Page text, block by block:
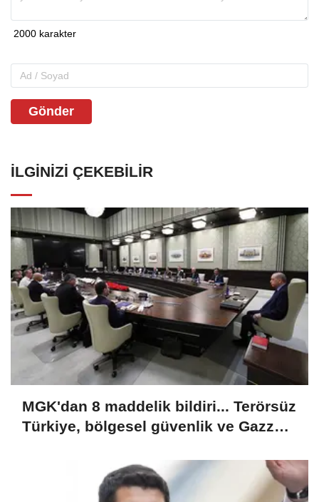
Gönder
İLGINIZI ÇEKEBILIR
MGK'dan 8 maddelik bildiri... Terörsüz
Türkiye, bölgesel güvenlik ve Gazze